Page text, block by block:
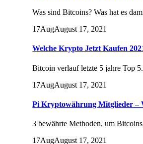
Was sind Bitcoins? Was hat es
17AugAugust 17, 2021
Welche Krypto Jetzt Kaufen
Bitcoin verlauf letzte 5 jahre Top
17AugAugust 17, 2021
Pi Kryptowährung Mitglieder –
3 bewährte Methoden, um
17AugAugust 17, 2021